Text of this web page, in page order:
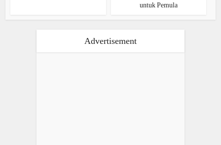
untuk Pemula
Advertisement